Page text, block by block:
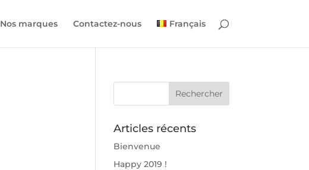
Nos marques Contactez-nous Français
Articles récents
Bienvenue
Happy 2019 !